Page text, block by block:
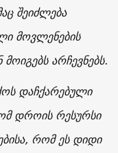
შეიძლება
მოვლენების
არჩევნებს.
დაჩქარებული
დროის რესურსი
რომ ეს დიდი